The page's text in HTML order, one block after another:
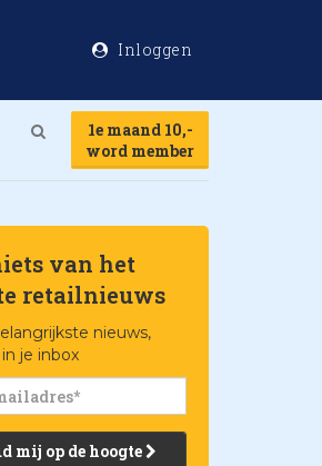
Inloggen
1e maand 10,-
word member
van het
retailnieuws
nieuws,
je inbox
mij op de hoogte